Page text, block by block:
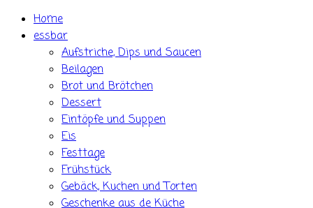
Skip Home
essbar
Aufstriche, Dips und Saucen
Beilagen
Brot und Brötchen
Dessert
Eintöpfe und Suppen
Eis
Festtage
Frühstück
Gebäck, Kuchen und Torten
Geschenke aus de Küche